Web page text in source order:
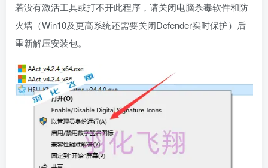
若没有激活工具或打不开此程序，请关闭电脑杀毒软件和防
火墙（Win10及更高系统还需要关闭Defender实时保护）后
重新解压安装包。